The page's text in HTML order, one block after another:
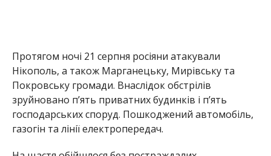
дронів в рятувальників Нікополя.